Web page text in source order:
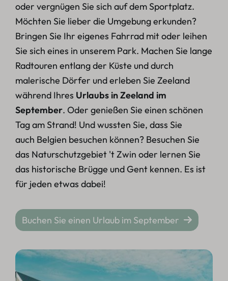
oder vergnügen Sie sich auf dem Sportplatz.
Möchten Sie lieber die Umgebung erkunden?
Bringen Sie Ihr eigenes Fahrrad mit oder leihen
Sie sich eines in unserem Park. Machen Sie lange
Radtouren entlang der Küste und durch
malerische Dörfer und erleben Sie Zeeland
während Ihres Urlaubs in Zeeland im
September. Oder genießen Sie einen schönen
Tag am Strand! Und wussten Sie, dass Sie
auch Belgien besuchen können? Besuchen Sie
das Naturschutzgebiet 't Zwin oder lernen Sie
das historische Brügge und Gent kennen. Es ist
für jeden etwas dabei!
Buchen Sie einen Urlaub im September